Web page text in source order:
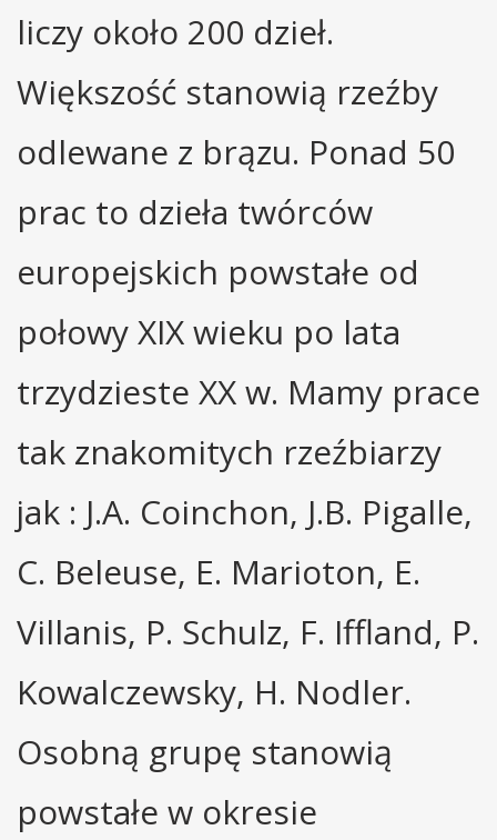
liczy około 200 dzieł.
Większość stanowią rzeźby
odlewane z brązu. Ponad 50
prac to dzieła twórców
europejskich powstałe od
połowy XIX wieku po lata
trzydzieste XX w. Mamy prace
tak znakomitych rzeźbiarzy
jak : J.A. Coinchon, J.B. Pigalle,
C. Beleuse, E. Marioton, E.
Villanis, P. Schulz, F. Iffland, P.
Kowalczewsky, H. Nodler.
Osobną grupę stanowią
powstałe w okresie